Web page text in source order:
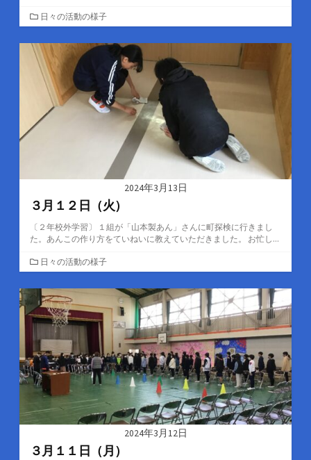
カ
テ
ゴ
リ
ー
日々の活動の様子
2024年3月13日
３月１２日（火）
〔２年校外学習〕 １組が「山本製あん」さんに町探検に行きまし
た。あんこの作り方をていねいに教えていただきました。 お忙し...
カ
テ
ゴ
リ
ー
日々の活動の様子
2024年3月12日
３月１１日（月）